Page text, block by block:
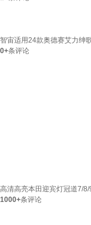
智宙适用24款奥德赛艾力绅
0+条评论
高清高亮本田迎宾灯冠道7/
1000+条评论